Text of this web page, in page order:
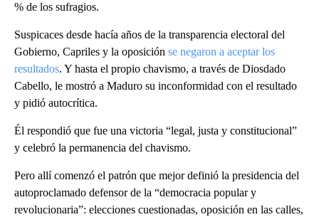
% de los sufragios.
Suspicaces desde hacía años de la transparencia electoral del
Gobierno, Capriles y la oposición se negaron a aceptar los
resultados. Y hasta el propio chavismo, a través de Diosdado
Cabello, le mostró a Maduro su inconformidad con el resultado
y pidió autocrítica.
Él respondió que fue una victoria “legal, justa y constitucional”
y celebró la permanencia del chavismo.
Pero allí comenzó el patrón que mejor definió la presidencia del
autoproclamado defensor de la “democracia popular y
revolucionaria”: elecciones cuestionadas, oposición en las calles,